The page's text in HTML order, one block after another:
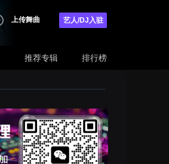
上传舞曲 艺人/DJ入驻
推荐专辑 排行榜